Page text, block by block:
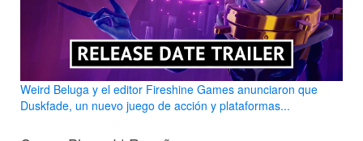
Weird Beluga y el editor Fireshine Games anunciaron que
Duskfade, un nuevo juego de acción y plataformas...